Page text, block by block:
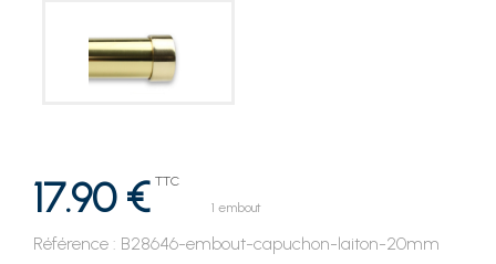
17.90 € TTC
1 embout
Référence : B28646-embout-capuchon-laiton-20mm